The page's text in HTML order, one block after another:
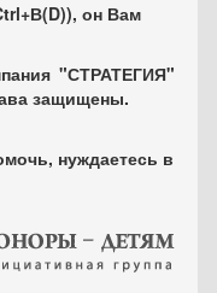
он Вам
"СТРАТЕГИЯ"
защищены.
нуждаетесь в